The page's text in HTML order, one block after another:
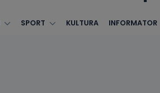
SPORT KULTURA INFORMATOR